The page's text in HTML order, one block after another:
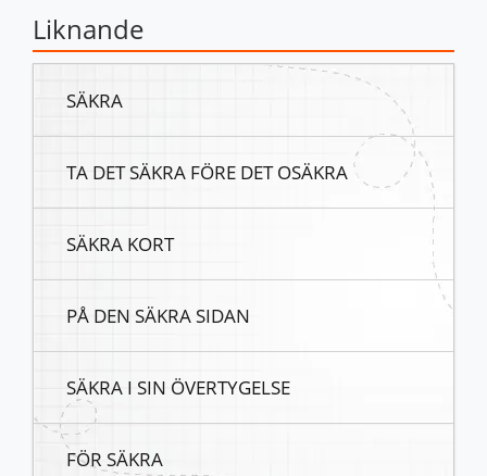
Liknande
SÄKRA
TA DET SÄKRA FÖRE DET OSÄKRA
SÄKRA KORT
PÅ DEN SÄKRA SIDAN
SÄKRA I SIN ÖVERTYGELSE
FÖR SÄKRA